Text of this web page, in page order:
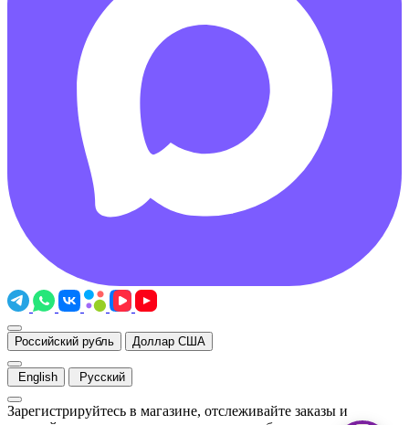
Российский рубль Доллар США
English Русский
Зарегистрируйтесь в магазине, отслеживайте заказы и